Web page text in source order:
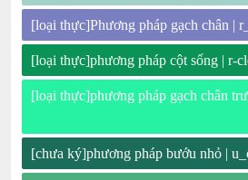
[loại thực]Phương pháp gạch chân |
[loại thực]phương pháp cột sống | r-
[loại thực]phương pháp gạch chân
[chưa ký]phương pháp bướu nhỏ |